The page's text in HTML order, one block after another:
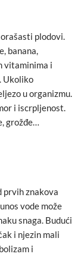
plodovi.
banana,
vitaminima i
Ukoliko
u organizmu.
i iscrpljenost.
grožđe…
prvih znakova
vode može
snaga. Budući
i njezin mali
i